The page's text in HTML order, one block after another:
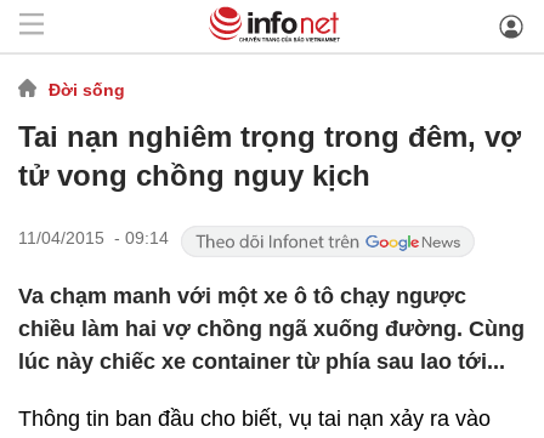
Đời sống
Tai nạn nghiêm trọng trong đêm, vợ
tử vong chồng nguy kịch
11/04/2015 - 09:14
Va chạm manh với một xe ô tô chạy ngược
chiều làm hai vợ chồng ngã xuống đường. Cùng
lúc này chiếc xe container từ phía sau lao tới...
Thông tin ban đầu cho biết, vụ tai nạn xảy ra vào